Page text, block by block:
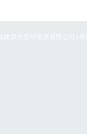
福建源光亚明电器有限公司1